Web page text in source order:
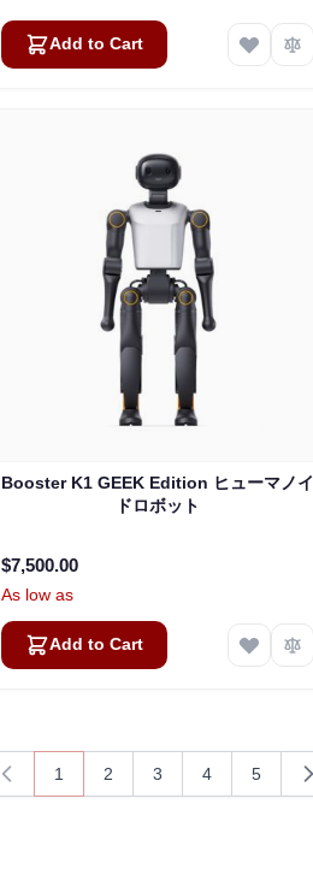
Add to Cart
Booster K1 GEEK Edition ヒューマノイ
ドロボット
$7,500.00
As low as
Add to Cart
You're currently reading page
1
Page
2
Page
3
Page
4
Page
5